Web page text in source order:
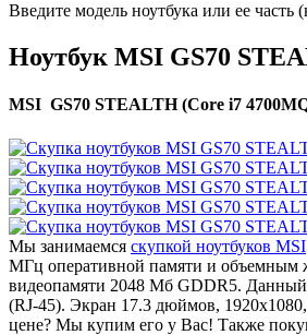
Введите модель ноутбука или ее часть
Ноутбук MSI GS70
MSI GS70 STEALTH (Core i7
Мы занимаемся скупкой ноутбуков MSI
МГц оперативной памяти и объемным
видеопамяти 2048 Мб GDDR5.
(RJ-45). Экран 17.3 дюймов,
цене? Мы купим его у Вас! Также